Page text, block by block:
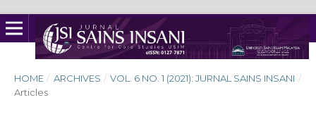
HOME / ARCHIVES / VOL. 6 NO. 1 (2021): JURNAL SAINS INSANI /
Articles